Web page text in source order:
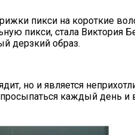
пикси на короткие
пикси, стала Виктория
дерзкий образ.
но и является
каждый день